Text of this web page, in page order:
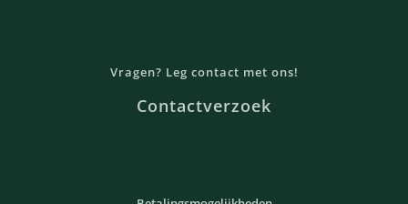
Vragen? Leg contact met ons!
Contactverzoek